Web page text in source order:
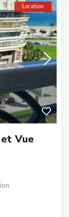
Location
Vue